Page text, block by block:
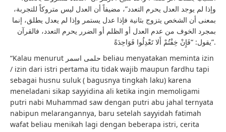
وإذا لم يوجد العدل يحرم التعدد”، مضيفاً أن العدل ليس متروكاً للتجربة،
بمعنى أن الشخص يتزوج بثانية فإذا عدل يستمر وإذا لم يعدل يطلق، إنما
بمجرد الخوف من عدم العدل أو الظلم أو الضرر يحرم التعدد، فالقرآن
يقول: “فَإِنْ خِفْتُمْ أَلا تَعْدِلُوا فَوَاحِدَةً”.
“Kalau menurut حلمى اسمر beliau menyatakan meminta izin
/ izin dari istri pertama itu tidak wajib maupun fardhu tapi
sebagai husnu suluk ( bagusnya tingkah laku) karena
meneladani sikap sayyidina ali ketika ingin memoligami
putri nabi Muhammad saw dengan putri abu jahal ternyata
nabipun melarangannya, baru setelah sayyidah fatimah
wafat beliau menikah lagi dengan beberapa istri, cerita